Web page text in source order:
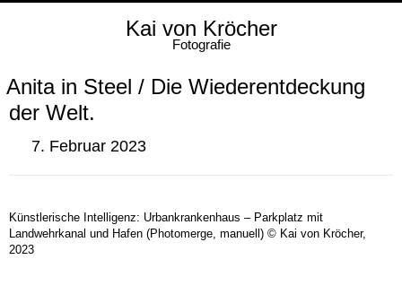
Kai von Kröcher
Fotografie
Anita in Steel / Die Wiederentdeckung
der Welt.
7. Februar 2023
Künstlerische Intelligenz: Urbankrankenhaus – Parkplatz mit
Landwehrkanal und Hafen (Photomerge, manuell) © Kai von Kröcher,
2023